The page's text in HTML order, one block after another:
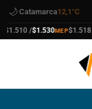
🌙 Catamarca12,1°C
/$1.530MEP
compra$1.518 /
venta